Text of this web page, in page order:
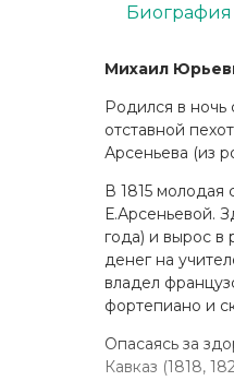
Михаил
Родился в ночь
отставной
Арсеньева (из
В 1815
Е.Арсеньевой.
года) и вырос в
денег на
владел
фортепиано и
Опасаясь за
Кавказ (1818,
Биография